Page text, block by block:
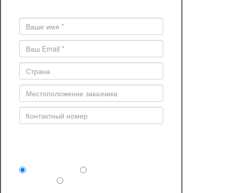
Сруб под крышу
Сруб и отделочные
Сруб дома или бани под